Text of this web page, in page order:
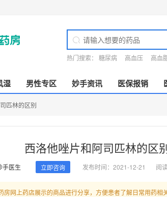
热门搜索： 糖尿病 高血压 高血
湿 男性专区 妙手资讯 医保报销
匹林的区别
西洛他唑片和阿司匹林的区
手医生 立即咨询 发布时间：2021-12-21 阅
房网上药店展示的商品进行分享，方便患者了解日常用药相